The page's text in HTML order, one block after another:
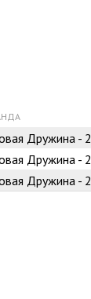
Дружина - 2
Дружина - 2
Дружина - 2